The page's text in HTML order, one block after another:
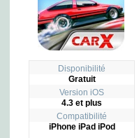
Disponibilité
Gratuit
Version iOS
4.3 et plus
Compatibilité
iPhone iPad iPod